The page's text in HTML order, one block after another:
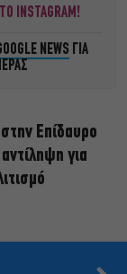
INSTAGRAM!
NEWS ΓΙΑ
Επίδαυρο
για